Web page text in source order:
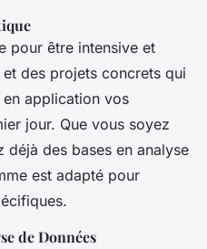
pour être intensive et
des projets concrets qui
application vos
jour. Que vous soyez
des bases en analyse
est adapté pour
de Données